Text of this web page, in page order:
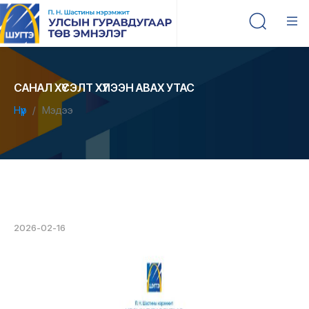
САНАЛ ХҮСЭЛТ ХҮЛЭЭН АВАХ УТАС
Нүүр Мэдээ
2026-02-16